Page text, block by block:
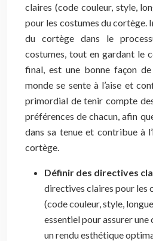
claires (code couleur, style,
pour les costumes du cortège.
du cortège dans le
costumes, tout en gardant le
final, est une bonne façon
monde se sente à l’aise et
primordial de tenir compte
préférences de chacun, afin
dans sa tenue et contribue à
cortège.
Définir des directives
directives claires pour les
(code couleur, style,
essentiel pour assurer
un rendu esthétique